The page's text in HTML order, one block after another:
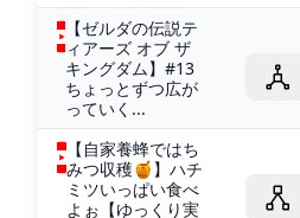
【ゼルダの伝説テ
ィアーズ オブ ザ
キングダム】#13
ちょっとずつ広が
っていく...
【自家養蜂ではち
みつ収穫🍯】ハチ
ミツいっぱい食べ
よぉ【ゆっくり実